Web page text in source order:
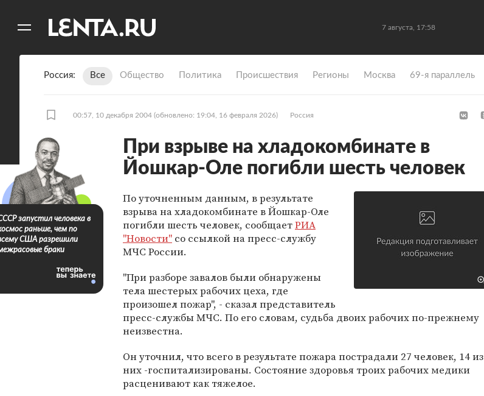
7 августа, 17:58
Россия Все Общество Политика Происшествия Регионы Москва 69-я параллель
00:57, 10 декабря 2004 (обновлено: 19:04, 16 февраля 2026) Россия
При взрыве на хладокомбинате в
Йошкар-Оле погибли шесть человек
По уточненным данным, в результате
взрыва на хладокомбинате в Йошкар-Оле
погибли шесть человек, сообщаетРИА
"Новости" со ссылкой на пресс-службу
МЧС России.
"При разборе завалов были обнаружены
тела шестерых рабочих цеха, где
произошел пожар", - сказал представитель
пресс-службы МЧС. По его словам, судьба двоих рабочих по-прежнему
неизвестна.
Он уточнил, что всего в результате пожара пострадали 27 человек, 14 из
них -госпитализированы. Состояние здоровья троих рабочих медики
расценивают как тяжелое.
запустил человека в
раньше, чем по
США разрешили
браки